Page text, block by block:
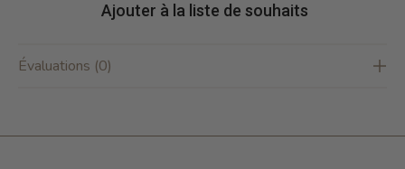
Ajouter à la liste de souhaits
Évaluations (0)